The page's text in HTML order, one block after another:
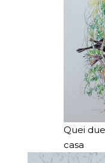
Quei
casa